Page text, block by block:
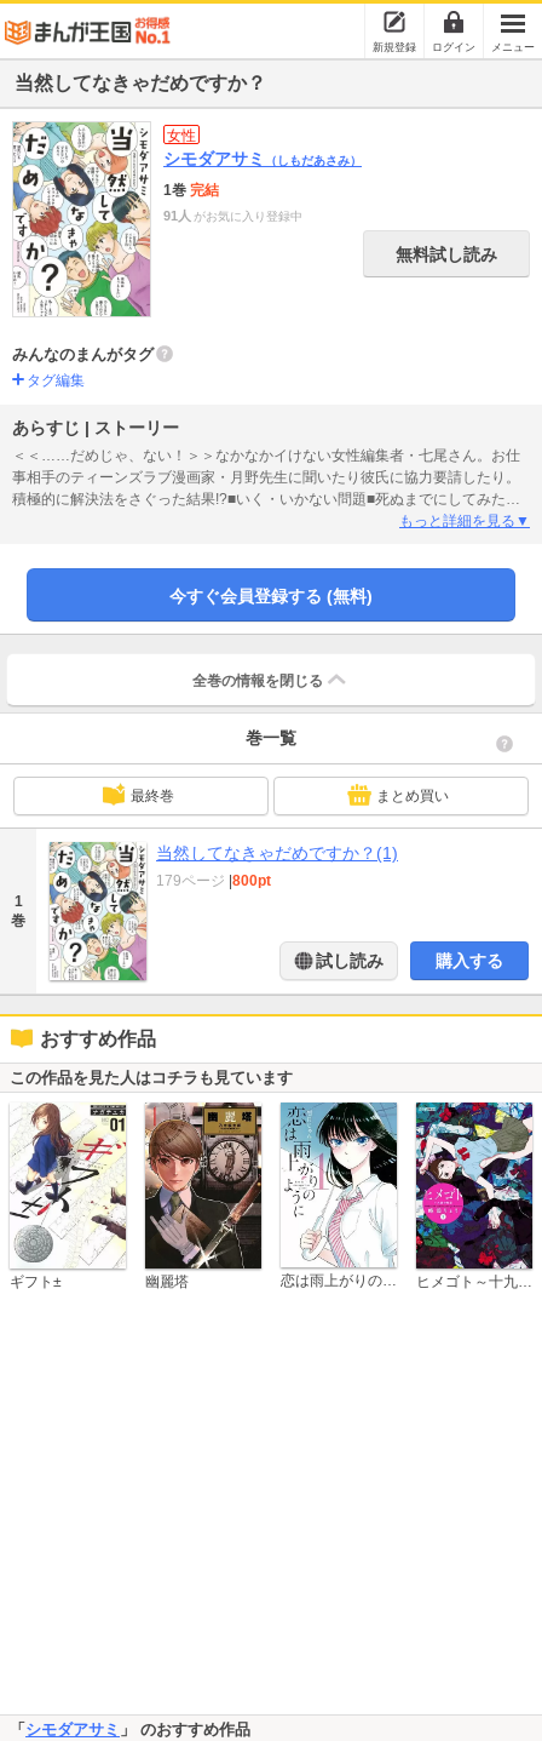
新規登録 ログイン メニュー
当然してなきゃだめですか？
女性
シモダアサミ （しもだあさみ）
1巻 完結
91人 がお気に入り登録中
無料試し読み
みんなのまんがタグ
タグ編集
あらすじ | ストーリー
＜＜……だめじゃ、ない！＞＞なかなかイけない女性編集者・七尾さん。お仕
事相手のティーンズラブ漫画家・月野先生に聞いたり彼氏に協力要請したり。
積極的に解決法をさぐった結果!?■いく・いかない問題■死ぬまでにしてみたい
こと■毎月気まずいレス夫婦■したい？ したくない？など、性の悩みや思い込み
もっと詳細を見る▼
今すぐ会員登録する (無料)
全巻の情報を 閉じる
巻一覧
最終巻 まとめ買い
1
巻
当然してなきゃだめですか？(1)
179ページ 800pt
試し読み 購入する
おすすめ作品
この作品を見た人はコチラも見ています
ギフト± 幽麗塔 恋は雨上がりのように
「 シモダアサミ 」 のおすすめ作品